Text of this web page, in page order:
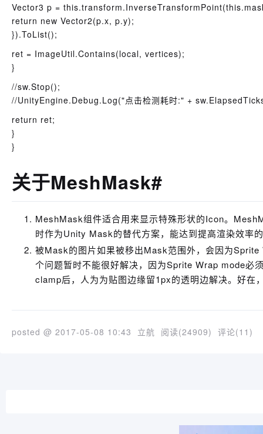
Vector3 p =
return new Vector2(p.x, p.y);
}).ToList();
ret = ImageUtil.Contains(local, vertices);
}
//sw.Stop();
//UnityEngine.Debug.Log("点击检测耗时:" +
return ret;
}
}
关于MeshMask#
MeshMask组件适合用来显示特殊形状的Icon。
时作为Unity Mask的替代方案，能达到提高渲染效率
被Mask的图片如果被移出Mask范围外，会因为
个问题暂时不能很好解决，因为Sprite Wrap mode必
clamp后，人为为贴图边缘留1px的透明边解决。好在
posted @ 2017-05-08 10:43 立航 阅读(24909) 评论(11